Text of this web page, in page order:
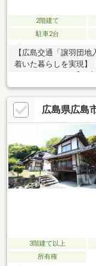
2階建て
駐車2台
【広島交通「譲羽団
着いた暮らしを実現】
シュできる住まい】※
を切るチャンスです法
区域（イエローゾーン
鈴張小学校まで約1300
1600ｍ(徒歩20分)・鈴
第二公園まで約900ｍ
歩7分)
広島県広島
3階建て以上
所有権